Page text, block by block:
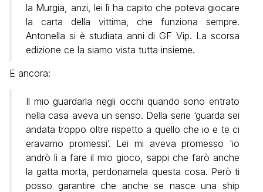
la Murgia, anzi, lei lì ha capito che poteva giocare
la carta della vittima, che funziona sempre.
Antonella si è studiata anni di GF Vip. La scorsa
edizione ce la siamo vista tutta insieme.
E ancora:
Il mio guardarla negli occhi quando sono entrato
nella casa aveva un senso. Della serie ‘guarda sei
andata troppo oltre rispetto a quello che io e te ci
eravamo promessi’. Lei mi aveva promesso ‘io
andrò lì a fare il mio gioco, sappi che farò anche
la gatta morta, perdonamela questa cosa. Però ti
posso garantire che anche se nasce una ship